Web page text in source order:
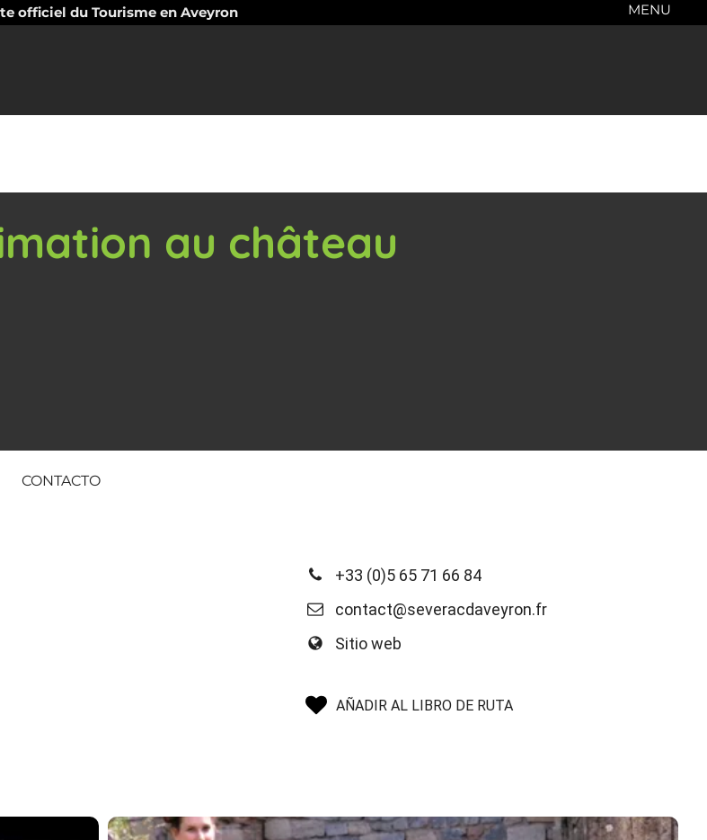
officiel du Tourisme en Aveyron MENU
au château
CONTACTO
+33 (0)5 65 71 66 84
contact@severacdaveyron.fr
Sitio web
AÑADIR AL LIBRO DE RUTA